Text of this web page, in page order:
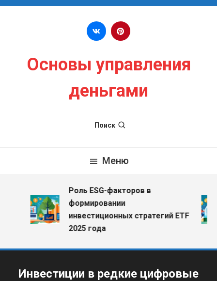
Перейти к содержимому
Основы управления
деньгами
Поиск
Меню
Роль ESG-факторов в
формировании
инвестиционных стратегий ETF
2025 года
Инвестиции в редкие цифровые